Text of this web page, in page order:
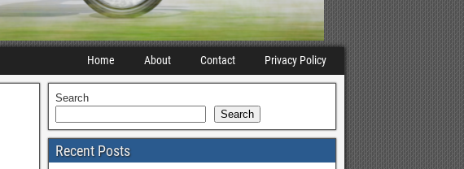
Home About Contact Privacy Policy
Search
Search
Recent Posts